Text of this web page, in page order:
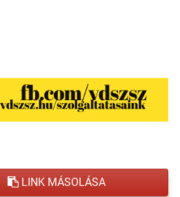
LINK MÁSOLÁSA